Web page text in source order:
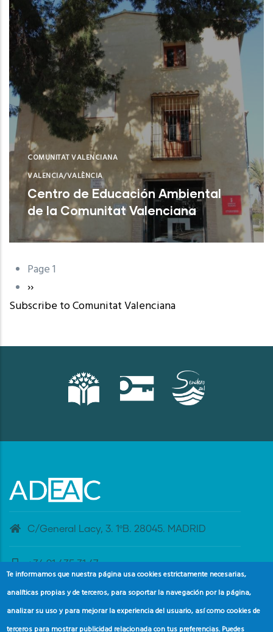
COMUNITAT VALENCIANA
VALENCIA/VALÈNCIA
Centro de Educación Ambiental
de la Comunitat Valenciana
Sagunt (Valencia)
Pagination
Page 1
Next
page
››
Subscribe to Comunitat Valenciana
C/General Lacy, 3. 1ºB. 28045. MADRID
+34 91 435 31 47
banderaazul@adeac.es
Te informamos que nuestra página usa cookies estrictamente necesarias,
analíticas propias y de terceros, para soportar la navegación por la página,
analizar su uso y para mejorar la experiencia del usuario, así como cookies de
terceros para mostrar publicidad relacionada con tus preferencias. Puedes